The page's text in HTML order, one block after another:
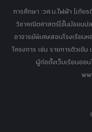
การศึกษา :วศ.บ.ไฟฟ้า (เกีย
วิชาคณิตศาสตร์(ชั้นมัธยมป
อาจารย์พิเศษสอนโรงเรียน
โครงการ เช่น รายการติวเข้
ผู้ก่อตั้งเว็บเรียนอ